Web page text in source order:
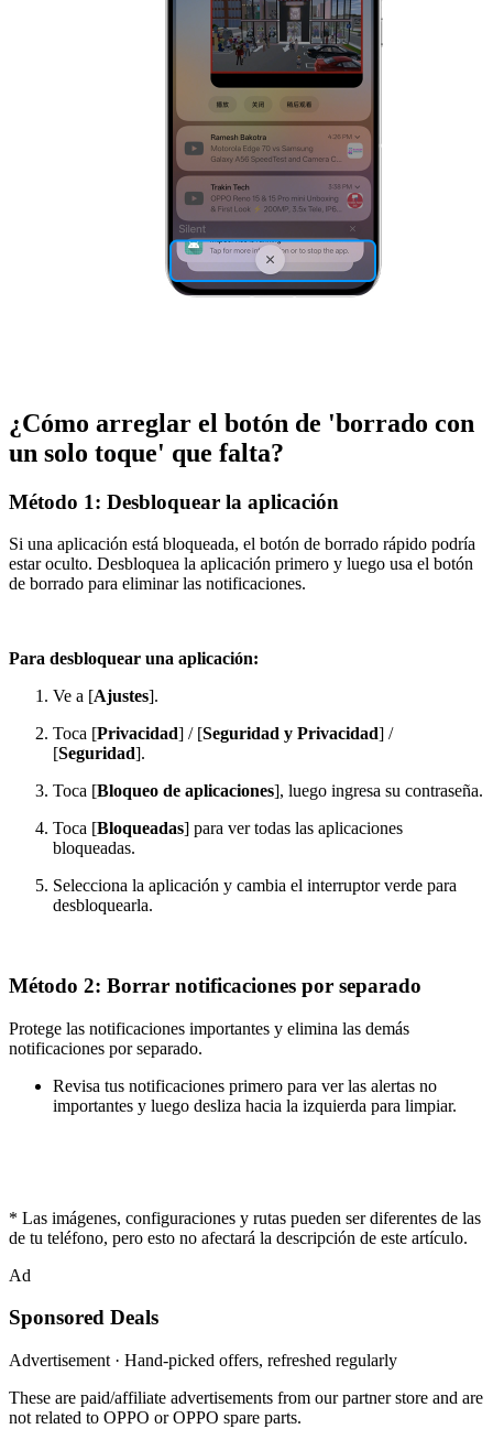
¿Cómo arreglar el botón de 'borrado con
un solo toque' que falta?
Método 1: Desbloquear la aplicación
Si una aplicación está bloqueada, el botón de borrado rápido podría
estar oculto. Desbloquea la aplicación primero y luego usa el botón
de borrado para eliminar las notificaciones.
Para desbloquear una aplicación:
Ve a [Ajustes].
Toca [Privacidad] / [Seguridad y Privacidad] /
[Seguridad].
Toca [Bloqueo de aplicaciones], luego ingresa su contraseña.
Toca [Bloqueadas] para ver todas las aplicaciones
bloqueadas.
Selecciona la aplicación y cambia el interruptor verde para
desbloquearla.
Método 2: Borrar notificaciones por separado
Protege las notificaciones importantes y elimina las demás
notificaciones por separado.
Revisa tus notificaciones primero para ver las alertas no
importantes y luego desliza hacia la izquierda para limpiar.
* Las imágenes, configuraciones y rutas pueden ser diferentes de las
de tu teléfono, pero esto no afectará la descripción de este artículo.
Ad
Sponsored Deals
Advertisement · Hand-picked offers, refreshed regularly
These are paid/affiliate advertisements from our partner store and are
not related to OPPO or OPPO spare parts.